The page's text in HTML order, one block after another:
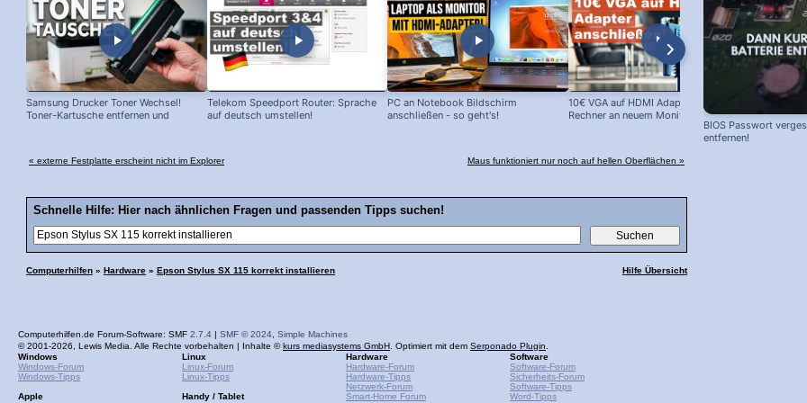
Samsung Drucker Toner Wechsel!
Toner-Kartusche entfernen und
Telekom Speedport Router: Sprache
auf deutsch umstellen!
PC an Notebook Bildschirm
anschließen - so geht's!
10€ VGA auf HDMI Adapter: Alte
Rechner an neuem Monitor!
10 EUR
im Test
« externe Festplatte erscheint nicht im Explorer Maus funktioniert nur noch auf hellen Oberflächen »
Schnelle Hilfe: Hier nach ähnlichen Fragen und passenden Tipps suchen!
Computerhilfen » Hardware » Epson Stylus SX 115 korrekt installieren Hilfe Übersicht
BIOS Passwort
entfernen!
Computerhilfen.de Forum-Software: SMF 2.7.4 | SMF © 2024, Simple Machines
© 2001-2026, Lewis Media. Alle Rechte vorbehalten | Inhalte ©kurs mediasystems GmbH. Optimiert mit dem Serponado Plugin.
Windows
Windows-Forum
Windows-Tipps
Apple
Linux
Linux-Forum
Linux-Tipps
Handy / Tablet
Hardware
Hardware-Forum
Hardware-Tipps
Netzwerk-Forum
Smart-Home Forum
Software
Software-Forum
Sicherheits-Forum
Software-Tipps
Word-Tipps